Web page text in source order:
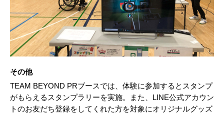
その他
TEAM BEYOND PRブースでは、体験に参加するとスタンプ
がもらえるスタンプラリーを実施。また、LINE公式アカウン
トのお友だち登録をしてくれた方を対象にオリジナルグッズ